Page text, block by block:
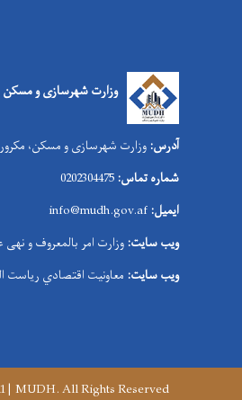
وزارت شهرسازی و مسکن
آدرس: وزارت شهرسازی و مسکن،
شماره تماس:
ایمیل: info@mudh.gov.af
ویب سایت: وزارت امر بالمعروف و نهی
ویب سایت: معاونیت اقتصادي ریاست
| MUDH. All Rights Reserved